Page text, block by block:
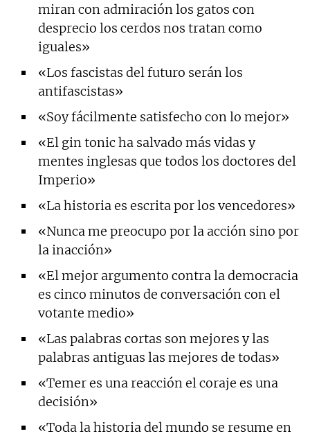
miran con admiración los gatos con
desprecio los cerdos nos tratan como
iguales»
«Los fascistas del futuro serán los
antifascistas»
«Soy fácilmente satisfecho con lo mejor»
«El gin tonic ha salvado más vidas y
mentes inglesas que todos los doctores del
Imperio»
«La historia es escrita por los vencedores»
«Nunca me preocupo por la acción sino por
la inacción»
«El mejor argumento contra la democracia
es cinco minutos de conversación con el
votante medio»
«Las palabras cortas son mejores y las
palabras antiguas las mejores de todas»
«Temer es una reacción el coraje es una
decisión»
«Toda la historia del mundo se resume en